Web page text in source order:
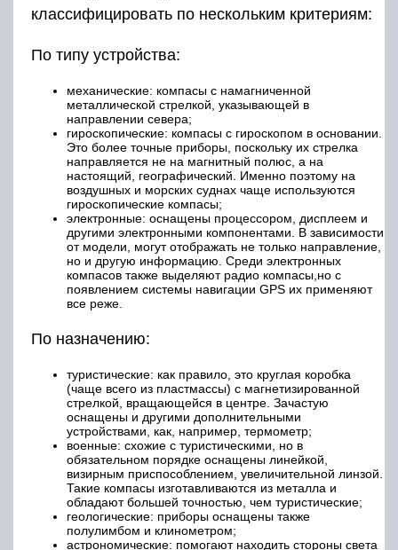
классифицировать по нескольким критериям:
По типу устройства:
механические: компасы с намагниченной
металлической стрелкой, указывающей в
направлении севера;
гироскопические: компасы с гироскопом в основании.
Это более точные приборы, поскольку их стрелка
направляется не на магнитный полюс, а на
настоящий, географический. Именно поэтому на
воздушных и морских суднах чаще используются
гироскопические компасы;
электронные: оснащены процессором, дисплеем и
другими электронными компонентами. В зависимости
от модели, могут отображать не только направление,
но и другую информацию. Среди электронных
компасов также выделяют радио компасы,но с
появлением системы навигации GPS их применяют
все реже.
По назначению:
туристические: как правило, это круглая коробка
(чаще всего из пластмассы) с магнетизированной
стрелкой, вращающейся в центре. Зачастую
оснащены и другими дополнительными
устройствами, как, например, термометр;
военные: схожие с туристическими, но в
обязательном порядке оснащены линейкой,
визирным приспособлением, увеличительной линзой.
Такие компасы изготавливаются из металла и
обладают большей точностью, чем туристические;
геологические: приборы оснащены также
полулимбом и клинометром;
астрономические: помогают находить стороны света